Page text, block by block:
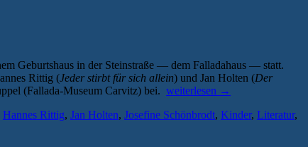
Geburtshaus in der Steinstraße — dem Falladahaus — statt.
Rittig (Jeder stirbt für sich allein) und Jan Holten (Der
(Fallada-Museum Carvitz) bei. „Fallada-
Literarischer
weiterlesen →
Hannes Rittig, Jan Holten, Josefine Schönbrodt, Kinder, Literatur,